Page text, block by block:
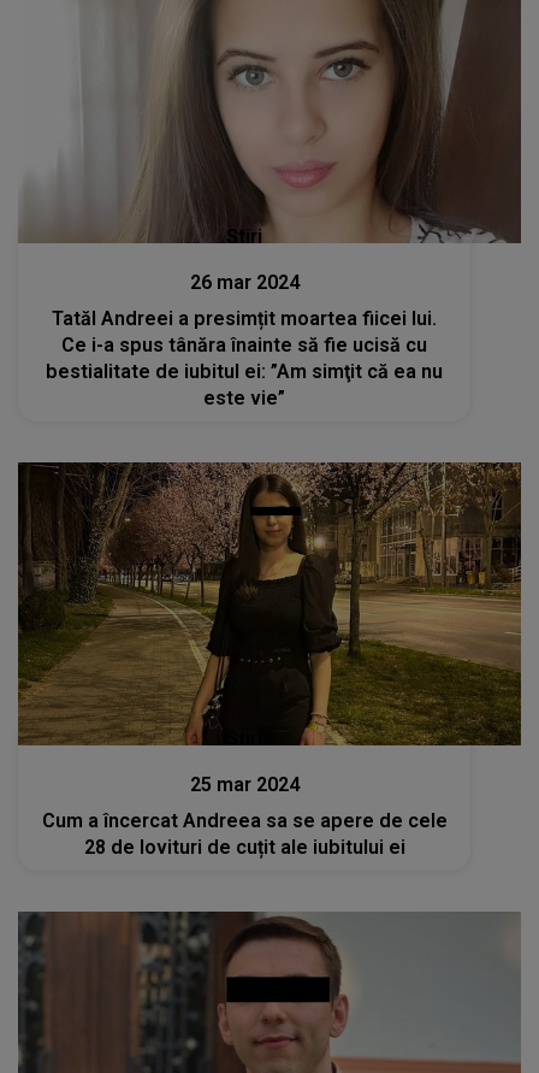
Stiri
26 mar 2024
Tatăl Andreei a presimțit moartea fiicei lui.
Ce i-a spus tânăra înainte să fie ucisă cu
bestialitate de iubitul ei: ”Am simţit că ea nu
este vie”
25 mar 2024
Cum a încercat Andreea sa se apere de cele
28 de lovituri de cuțit ale iubitului ei